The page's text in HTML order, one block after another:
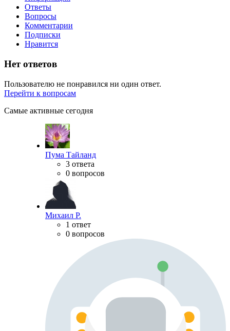
Ответы
Вопросы
Комментарии
Подписки
Нравится
Нет ответов
Пользователю не понравился ни один ответ.
Перейти к вопросам
Самые активные сегодня
Пума Тайланд
3 ответа
0 вопросов
Михаил Р.
1 ответ
0 вопросов